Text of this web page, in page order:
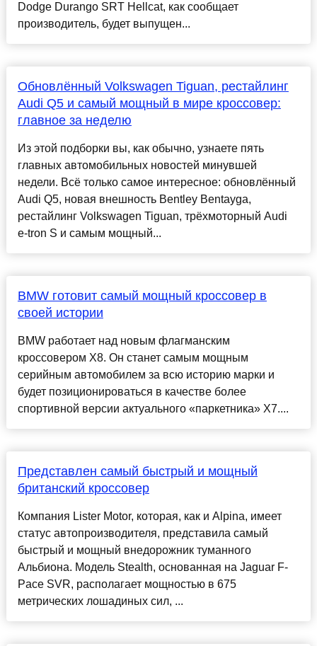
Dodge Durango SRT Hellcat, как сообщает
производитель, будет выпущен...
Обновлённый Volkswagen Tiguan, рестайлинг
Audi Q5 и самый мощный в мире кроссовер:
главное за неделю
Из этой подборки вы, как обычно, узнаете пять
главных автомобильных новостей минувшей
недели. Всё только самое интересное: обновлённый
Audi Q5, новая внешность Bentley Bentayga,
рестайлинг Volkswagen Tiguan, трёхмоторный Audi
e-tron S и самым мощный...
BMW готовит самый мощный кроссовер в
своей истории
BMW работает над новым флагманским
кроссовером X8. Он станет самым мощным
серийным автомобилем за всю историю марки и
будет позиционироваться в качестве более
спортивной версии актуального «паркетника» X7....
Представлен самый быстрый и мощный
британский кроссовер
Компания Lister Motor, которая, как и Alpina, имеет
статус автопроизводителя, представила самый
быстрый и мощный внедорожник туманного
Альбиона. Модель Stealth, основанная на Jaguar F-
Pace SVR, располагает мощностью в 675
метрических лошадиных сил, ...